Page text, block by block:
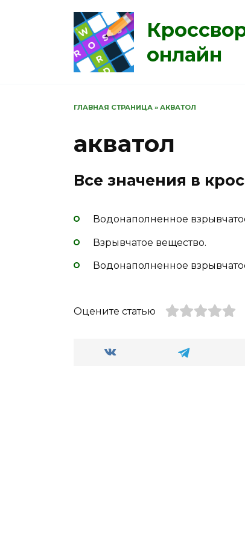
онлайн
ГЛАВНАЯ СТРАНИЦА » АКВАТОЛ
акватол
Все значения в
Водонаполненное
Взрывчатое вещество.
Водонаполненное
Оцените статью